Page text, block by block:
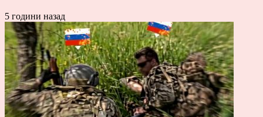
5 години назад